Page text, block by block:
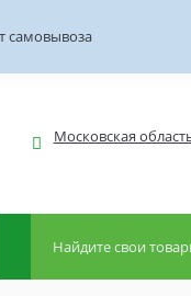
самовывоза
Московская